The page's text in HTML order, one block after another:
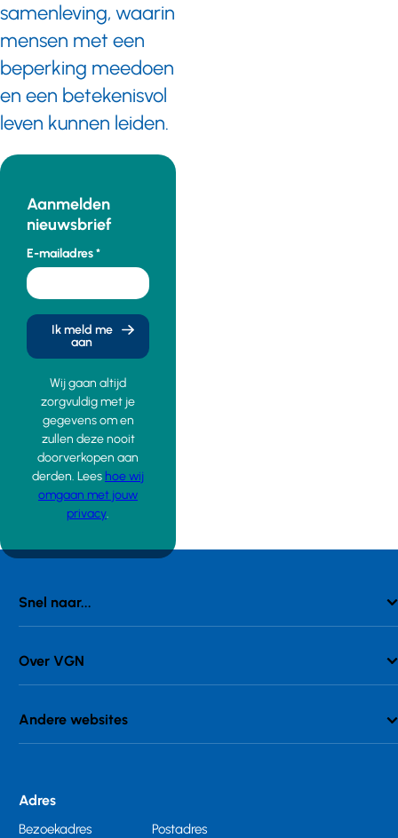
samenleving, waarin
mensen met een
beperking meedoen
en een betekenisvol
leven kunnen leiden.
Aanmelden
nieuwsbrief
E-mailadres
Ik meld me
aan
Wij gaan altijd
zorgvuldig met je
gegevens om en
zullen deze nooit
doorverkopen aan
derden. Lees hoe wij
omgaan met jouw
privacy.
Snel naar...
Over VGN
Andere websites
Adres
Bezoekadres Postadres